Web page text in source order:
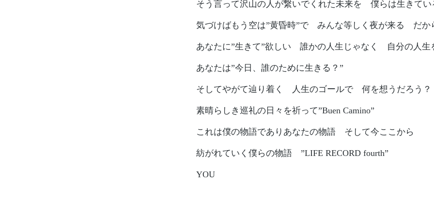
そう言って沢山の人が繋いでくれた未来を 僕らは生きてい
気づけばもう空は”黄昏時”で みんな等しく夜が来る だか
あなたに”生きて”欲しい 誰かの人生じゃなく 自分の人生
あなたは”今日、誰のために生きる？”
そしてやがて辿り着く 人生のゴールで 何を想うだろう？
素晴らしき巡礼の日々を祈って”Buen Camino”
これは僕の物語でありあなたの物語 そして今ここから
紡がれていく僕らの物語 ”LIFE RECORD fourth”
YOU